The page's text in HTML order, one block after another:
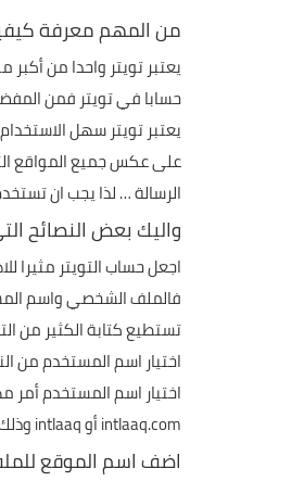
من المهم معرفة
حسابا في تويتر فمن
يعتبر تويتر سهل
على عكس جميع المواقع
الرسالة … لذا يجب ان
واليك بعض النصائح
اجعل حساب التويتر مثيرا
فالملف الشخصي واسم
تستطيع كتابة الكثير من
اختيار اسم المستخدم من
intlaaq.com أو intlaaq وذلك لأن اسم المستخدم سيظهر في عملية البحث مما يلفت اهتمام المستخدمين.
اضف اسم الموقع